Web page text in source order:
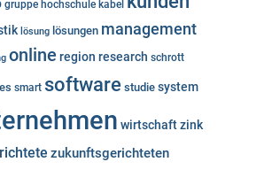
gruppe hochschule kabel
lösung lösungen management
online region research schrott
smart software studie system
wirtschaftzink
zukunftsgerichteten